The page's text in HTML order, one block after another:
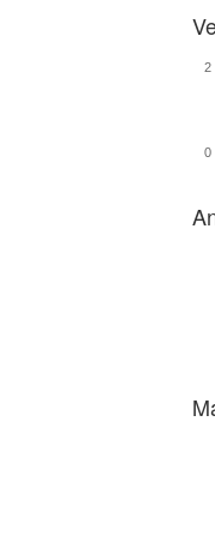
0
2